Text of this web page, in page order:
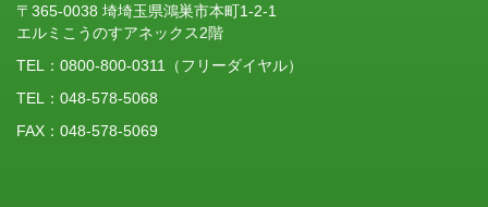
〒365-0038 埼埼玉県鴻巣市本町1-2-1
エルミこうのすアネックス2階
TEL： 0800-800-0311
（フリーダイヤル）
TEL：048-578-5068
FAX：048-578-5069